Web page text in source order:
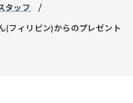
タッフ
(フィリピン)からのプレゼント